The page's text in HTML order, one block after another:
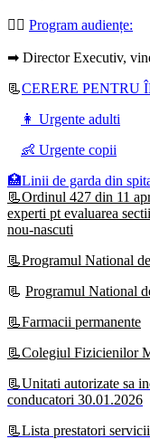
👩‍⚕️ Program audiențe:
➡ Director Executiv,
📃CERERE PENTRU
👩 Urgente adulti
👶 Urgente copii
🏥Linii de garda din
📃Ordinul 427 din 11
experti pt evaluarea
nou-nascuti
📃Programul National
📃 Programul National
📃Farmacii permanente
📃Colegiul Fizicienilor
📃Unitati autorizate sa
conducatori 30.01.2026
📃Lista prestatori